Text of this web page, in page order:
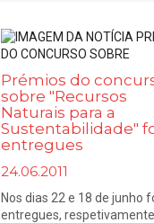
Prémios do
sobre "Recursos
Naturais para a
Sustentabilidade"
entregues
24.06.2011
Nos dias 22 e 18 de junho
entregues,